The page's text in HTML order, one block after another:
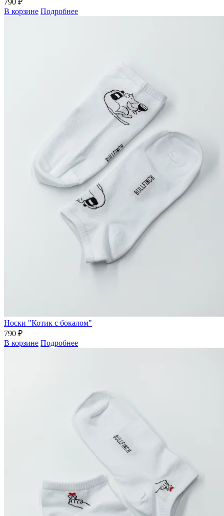
790 ₽
В корзине Подробнее
Носки "Котик с бокалом"
790 ₽
В корзине Подробнее